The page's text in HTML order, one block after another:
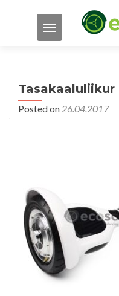
TOGGLE
Posted on 26.04.2017